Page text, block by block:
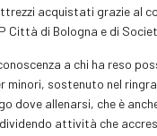
acquistati grazie al
Città di Bologna e di
a chi ha reso
minori, sostenuto nel
dove allenarsi, che è
attività che